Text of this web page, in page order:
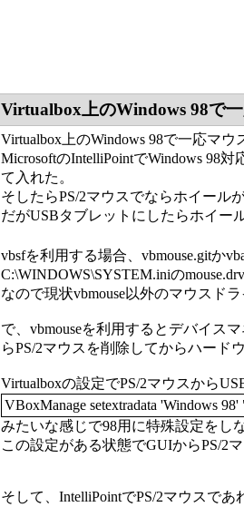
Virtualbox上のWindows 98で
Virtualbox上のWindows 98で一応マウ
MicrosoftのIntelliPointでWindows 98
て入れた。
そしたらPS/2マウスでならホイール
だがUSBタブレットにしたらホイー
vbsfを利用する場合、vbmouse.gitか
C:\WINDOWS\SYSTEM.iniの
なので現状vbmouse以外のマウスド
で、vbmouseを利用するとデバイス
らPS/2マウスを削除してからハード
Virtualboxの設定でPS/2マウスから
VBoxManage setextradata 'Windows
みたいな感じで98用に特殊設定をし
この設定がある状態でGUIからPS/2
そして、IntelliPointでPS/2マウスで